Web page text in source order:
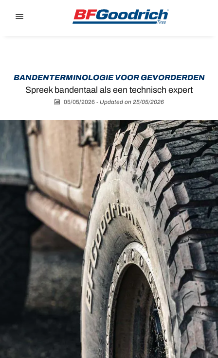
BANDENTERMINOLOGIE VOOR GEVORDERDEN
Spreek bandentaal als een technisch expert
05/05/2026 - Updated on 25/05/2026